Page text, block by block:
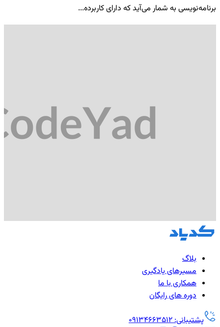
برنامه‌نویسی به شمار می‌آید که دارای کاربرده...
بلاگ
مسیرهای یادگیری
همکاری با ما
دوره های رایگان
پشتیبانی: 09134663512